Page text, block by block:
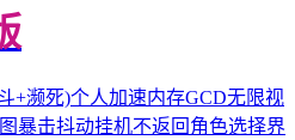
+濒死)个人加速内存GCD无限视
暴击抖动挂机不返回角色选择界